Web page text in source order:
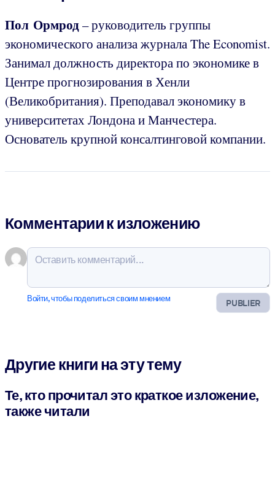
Пол Ормрод– руководитель группы
экономического анализа журнала The Economist.
Занимал должность директора по экономике в
Центре прогнозирования в Хенли
(Великобритания). Преподавал экономику в
университетах Лондона и Манчестера.
Основатель крупной консалтинговой компании.
Комментарии к изложению
PUBLIER
Войти, чтобы поделиться своим мнением
Другие книги на эту тему
Те, кто прочитал это краткое изложение,
также читали